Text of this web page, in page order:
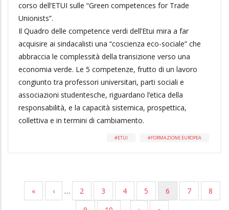
corso dell’ETUI sulle “Green competences for Trade
Unionists”.
Il Quadro delle competence verdi dell’Etui mira a far
acquisire ai sindacalisti una “coscienza eco-sociale” che
abbraccia le complessità della transizione verso una
economia verde. Le 5 competenze, frutto di un lavoro
congiunto tra professori universitari, parti sociali e
associazioni studentesche, riguardano l’etica della
responsabilità, e la capacità sistemica, prospettica,
collettiva e in termini di cambiamento.
ETUI FORMAZIONE EUROPEA
Paginazione
PRIMA
«
PAGINA
PRECEDENTE
‹ … PAGINA
2 PAGINA
3 PAGINA
4 PAGINA
5
PAGINA
ATTUALE
6 PAGINA
7
8